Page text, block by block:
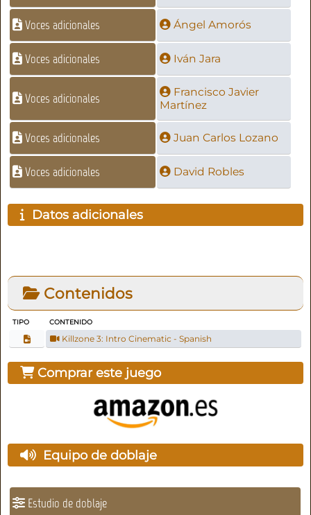
Voces adicionales Ángel Amorós
Voces adicionales Iván Jara
Voces adicionales
Francisco Javier
Martínez
Voces adicionales Juan Carlos Lozano
Voces adicionales David Robles
Datos adicionales
Contenidos
TIPO CONTENIDO
Killzone 3: Intro Cinematic - Spanish
Comprar este juego
Equipo de doblaje
Estudio de doblaje